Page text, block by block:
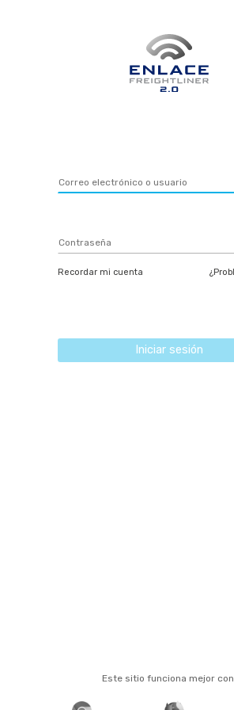
Recordar mi cuenta
Iniciar sesión
Este sitio funciona mejor